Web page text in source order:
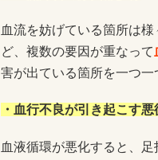
血流を妨げている箇所は様
ど、複数の要因が重なって
害が出ている箇所を一つ一
・血行不良が引き起こす悪
血液循環が悪化すると、